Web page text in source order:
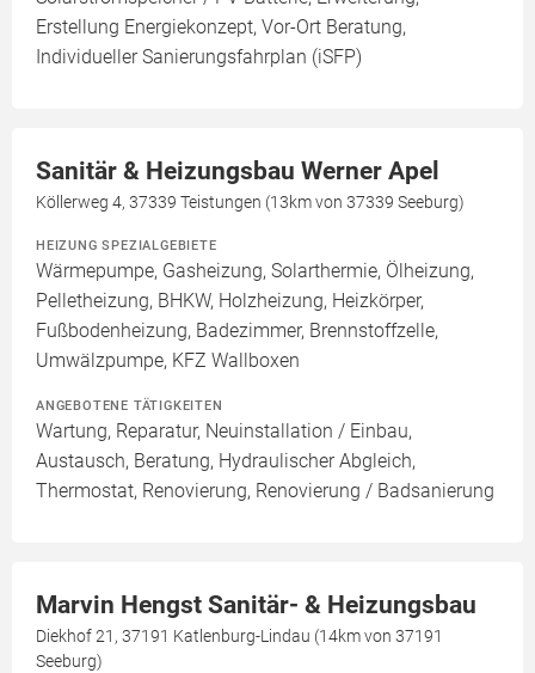
Erstellung Energiekonzept, Vor-Ort Beratung,
Individueller Sanierungsfahrplan (iSFP)
Sanitär & Heizungsbau Werner Apel
Köllerweg 4, 37339 Teistungen (13km von 37339 Seeburg)
HEIZUNG SPEZIALGEBIETE
Wärmepumpe, Gasheizung, Solarthermie, Ölheizung,
Pelletheizung, BHKW, Holzheizung, Heizkörper,
Fußbodenheizung, Badezimmer, Brennstoffzelle,
Umwälzpumpe, KFZ Wallboxen
ANGEBOTENE TÄTIGKEITEN
Wartung, Reparatur, Neuinstallation / Einbau,
Austausch, Beratung, Hydraulischer Abgleich,
Thermostat, Renovierung, Renovierung / Badsanierung
Marvin Hengst Sanitär- & Heizungsbau
Diekhof 21, 37191 Katlenburg-Lindau (14km von 37191
Seeburg)